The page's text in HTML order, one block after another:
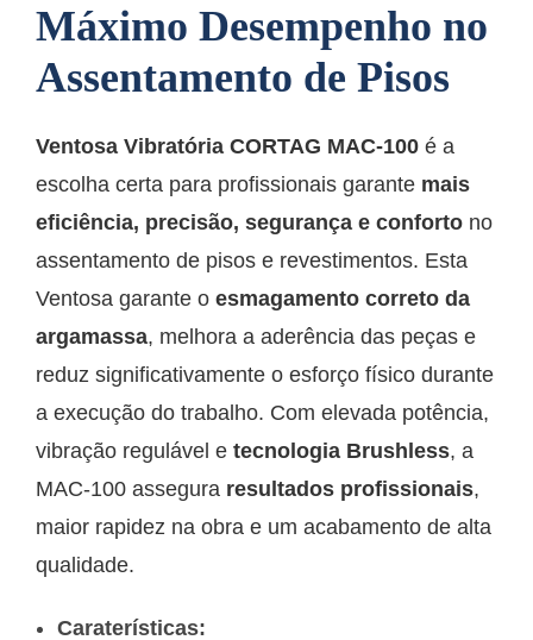
Máximo Desempenho no
Assentamento de Pisos
Ventosa Vibratória CORTAG MAC-100 é a
escolha certa para profissionais garante mais
eficiência, precisão, segurança e conforto no
assentamento de pisos e revestimentos. Esta
Ventosa garante o esmagamento correto da
argamassa, melhora a aderência das peças e
reduz significativamente o esforço físico durante
a execução do trabalho. Com elevada potência,
vibração regulável e tecnologia Brushless, a
MAC-100 assegura resultados profissionais,
maior rapidez na obra e um acabamento de alta
qualidade.
Caraterísticas: